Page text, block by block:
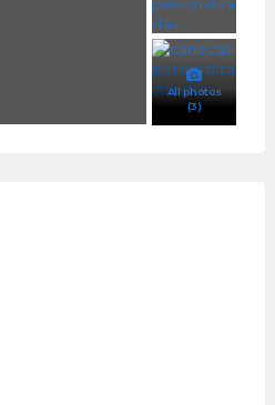
All photos
(3)